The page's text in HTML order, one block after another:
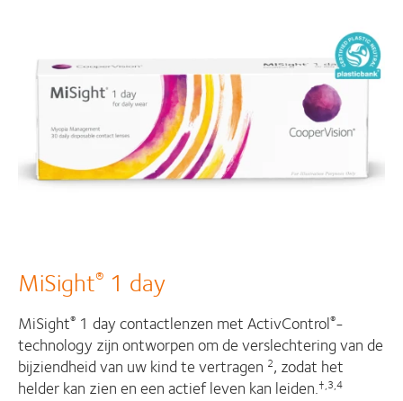
MiSight® 1 day
MiSight® 1 day contactlenzen met ActivControl®-
technology zijn ontworpen om de verslechtering van de
bijziendheid van uw kind te vertragen 2, zodat het
helder kan zien en een actief leven kan leiden.†,3,4